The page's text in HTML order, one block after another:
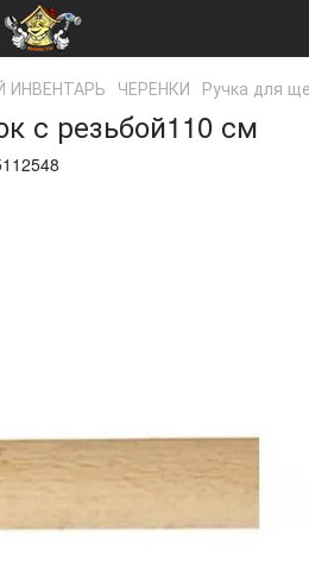
ЧЕРЕНКИ Ручка для
с резьбой110 см